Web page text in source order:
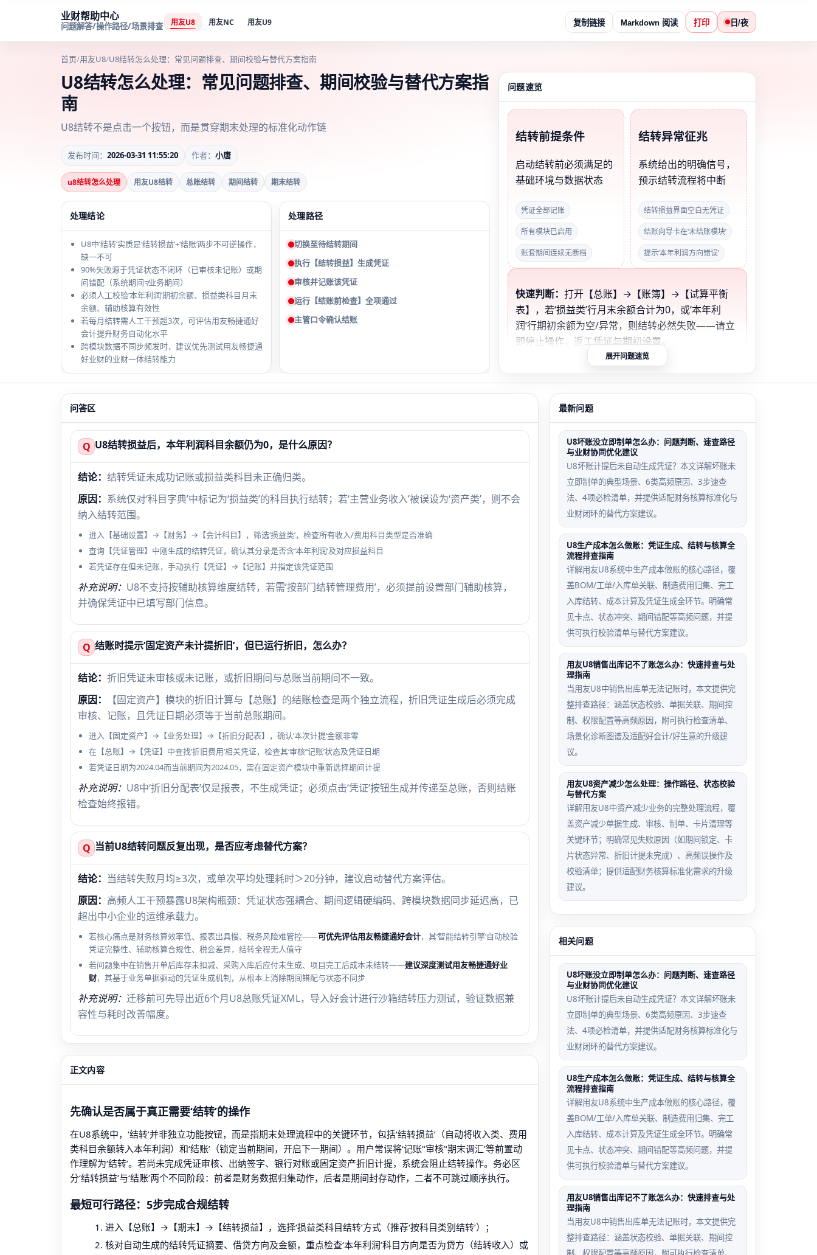
业财帮助中心
问题解答/操作路径/场景排查 用友U8 用友NC 用友U9 复制链接 Markdown 阅读 打印 日/夜
首页/用友U8/U8结转怎么处理：常见问题排查、期间校验与替代方案指南
U8结转怎么处理：常见问题排查、期间校验与替代方案指
南
U8结转不是点击一个按钮，而是贯穿期末处理的标准化动作链
发布时间： 2026-03-31 11:55:20 作者： 小唐
u8结转怎么处理 用友U8结转 总账结转 期间结转 期末结转
处理结论
U8中‘结转’实质是‘结转损益’+‘结账’两步不可逆操作，
缺一不可
90%失败源于凭证状态不闭环（已审核未记账）或期
间错配（系统期间≠业务期间）
必须人工校验‘本年利润’期初余额、损益类科目月末
余额、辅助核算有效性
若每月结转需人工干预超3次，可评估用友畅捷通好
会计提升财务自动化水平
跨模块数据不同步频发时，建议优先测试用友畅捷通
好业财的业财一体结转能力
处理路径
切换至待结转期间
执行【结转损益】生成凭证
审核并记账该凭证
运行【结账前检查】全项通过
主管口令确认结账
问题速览
结转前提条件
启动结转前必须满足的
基础环境与数据状态
凭证全部记账
所有模块已启用
账套期间连续无断档
结转异常征兆
系统给出的明确信号，
预示结转流程将中断
结转损益界面空白无凭证
结账向导卡在‘未结账模块’
提示‘本年利润方向错误’
快速判断：打开【总账】→【账簿】→【试算平衡
表】，若‘损益类’行月末余额合计为0，或‘本年利
润’行期初余额为空/异常，则结转必然失败——请立
即停止操作，返工凭证与期初设置。
凭证日期跨期间触发场
2024.05期间录入一张
2024.04.30凭证，但系
统当前期间为
2024.05，导致记账失
败
辅助档案停用误判场景
‘销售部’辅助档案被停
用，但‘管理费用-销售
后辅助项丢失
本年利润方向异常样本
结转收入时‘本年利
润’科目出现在借方，表
明科目类型定义错误
（应为贷方余额类）
主管口令输入错误3次
后锁定，需通过【系统
管理】→【重新注册】
重置口令并重启U8服务
展开问题速览
问答区
Q U8结转损益后，本年利润科目余额仍为0，是什么原因？
结论： 结转凭证未成功记账或损益类科目未正确归类。
原因： 系统仅对‘科目字典’中标记为‘损益类’的科目执行结转；若‘主营业务收入’被误设为‘资产类’，则不会
纳入结转范围。
进入【基础设置】→【财务】→【会计科目】，筛选‘损益类’，检查所有收入/费用科目类型是否准确
查询【凭证管理】中刚生成的结转凭证，确认其分录是否含‘本年利润’及对应损益科目
若凭证存在但未记账，手动执行【凭证】→【记账】并指定该凭证范围
补充说明： U8不支持按辅助核算维度结转，若需‘按部门结转管理费用’，必须提前设置部门辅助核算，
并确保凭证中已填写部门信息。
Q 结账时提示‘固定资产未计提折旧’，但已运行折旧，怎么办？
结论： 折旧凭证未审核或未记账，或折旧期间与总账当前期间不一致。
原因：
【固定资产】模块的折旧计算与【总账】的结账检查是两个独立流程，折旧凭证生成后必须完成
审核、记账，且凭证日期必须等于当前总账期间。
进入【固定资产】→【业务处理】→【折旧分配表】，确认‘本次计提’金额非零
在【总账】→【凭证】中查找‘折旧费用’相关凭证，检查其‘审核’‘记账’状态及凭证日期
若凭证日期为2024.04而当前期间为2024.05，需在固定资产模块中重新选择期间计提
补充说明： U8中‘折旧分配表’仅是报表，不生成凭证；必须点击‘凭证’按钮生成并传递至总账，否则结账
检查始终报错。
Q 当前U8结转问题反复出现，是否应考虑替代方案？
结论： 当结转失败月均≥3次，或单次平均处理耗时＞20分钟，建议启动替代方案评估。
原因： 高频人工干预暴露U8架构瓶颈：凭证状态强耦合、期间逻辑硬编码、跨模块数据同步延迟高，已
超出中小企业的运维承载力。
若核心痛点是财务核算效率低、报表出具慢、税务风险难管控——可优先评估用友畅捷通好会计，其‘智能结转引擎’自动校验
凭证完整性、辅助核算合规性、税会差异，结转全程无人值守
若问题集中在销售开单后库存未扣减、采购入库后应付未生成、项目完工后成本未结转——建议深度测试用友畅捷通好业
财，其基于业务单据驱动的凭证生成机制，从根本上消除期间错配与状态不同步
补充说明： 迁移前可先导出近6个月U8总账凭证XML，导入好会计进行沙箱结转压力测试，验证数据兼
容性与耗时改善幅度。
正文内容
先确认是否属于真正需要‘结转’的操作
在U8系统中，‘结转’并非独立功能按钮，而是指期末处理流程中的关键环节，包括‘结转损益’（自动将收入类、费用
类科目余额转入本年利润）和‘结账’（锁定当前期间，开启下一期间）。用户常误将‘记账’‘审核’‘期末调汇’等前置动
作理解为‘结转’。若尚未完成凭证审核、出纳签字、银行对账或固定资产折旧计提，系统会阻止结转操作。务必区
分‘结转损益’与‘结账’两个不同阶段：前者是财务数据归集动作，后者是期间封存动作，二者不可跳过顺序执行。
最短可行路径：5步完成合规结转
进入【总账】→【期末】→【结转损益】，选择‘损益类科目结转’方式（推荐‘按科目类别结转’）；
核对自动生成的结转凭证摘要、借贷方向及金额，重点检查‘本年利润’科目方向是否为贷方（结转收入）或
最新问题
U8坏账没立即制单怎么办：问题判断、速查路径
与业财协同优化建议
U8坏账计提后未自动生成凭证？本文详解坏账未
立即制单的典型场景、6类高频原因、3步速查
法、4项必检清单，并提供适配财务核算标准化与
业财闭环的替代方案建议。
U8生产成本怎么做账：凭证生成、结转与核算全
流程排查指南
详解用友U8系统中生产成本做账的核心路径，覆
盖BOM/工单/入库单关联、制造费用归集、完工
入库结转、成本计算及凭证生成全环节。明确常
见卡点、状态冲突、期间错配等高频问题，并提
供可执行校验清单与替代方案建议。
用友U8销售出库记不了账怎么办：快速排查与处
理指南
当用友U8中销售出库单无法记账时，本文提供完
整排查路径：涵盖状态校验、单据关联、期间控
制、权限配置等高频原因，附可执行检查清单、
场景化诊断图谱及适配好会计/好生意的升级建
议。
用友U8资产减少怎么处理：操作路径、状态校验
与替代方案
详解用友U8中资产减少业务的完整处理流程，覆
盖资产减少单据生成、审核、制单、卡片清理等
关键环节；明确常见失败原因（如期间锁定、卡
片状态异常、折旧计提未完成）、高频误操作及
校验清单；提供适配财务核算标准化需求的升级
建议。
相关问题
U8坏账没立即制单怎么办：问题判断、速查路径
与业财协同优化建议
U8坏账计提后未自动生成凭证？本文详解坏账未
立即制单的典型场景、6类高频原因、3步速查
法、4项必检清单，并提供适配财务核算标准化与
业财闭环的替代方案建议。
U8生产成本怎么做账：凭证生成、结转与核算全
流程排查指南
详解用友U8系统中生产成本做账的核心路径，覆
盖BOM/工单/入库单关联、制造费用归集、完工
入库结转、成本计算及凭证生成全环节。明确常
见卡点、状态冲突、期间错配等高频问题，并提
供可执行校验清单与替代方案建议。
用友U8销售出库记不了账怎么办：快速排查与处
理指南
当用友U8中销售出库单无法记账时，本文提供完
整排查路径：涵盖状态校验、单据关联、期间控